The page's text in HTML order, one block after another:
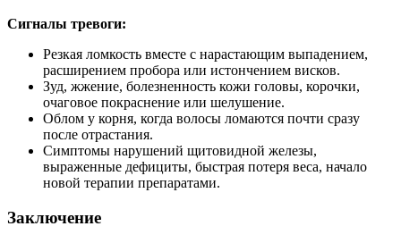
Сигналы тревоги:
Резкая ломкость вместе с нарастающим выпадением,
расширением пробора или истончением висков.
Зуд, жжение, болезненность кожи головы, корочки,
очаговое покраснение или шелушение.
Облом у корня, когда волосы ломаются почти сразу
после отрастания.
Симптомы нарушений щитовидной железы,
выраженные дефициты, быстрая потеря веса, начало
новой терапии препаратами.
Заключение